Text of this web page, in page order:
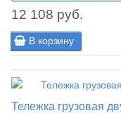
12 108 руб.
В корзину
Тележка грузовая